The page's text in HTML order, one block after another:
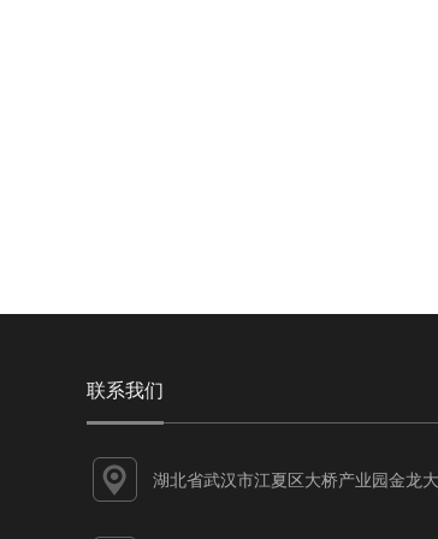
联系我们
湖北省武汉市江夏区大桥产业园金龙